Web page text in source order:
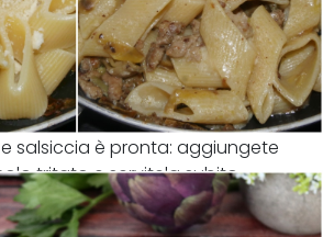
salsiccia è pronta: aggiungete
tritato e servitela subito.